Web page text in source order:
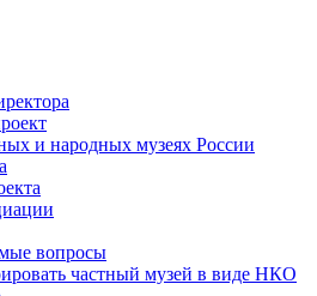
и народных музеях России
вопросы
частный музей в виде НКО